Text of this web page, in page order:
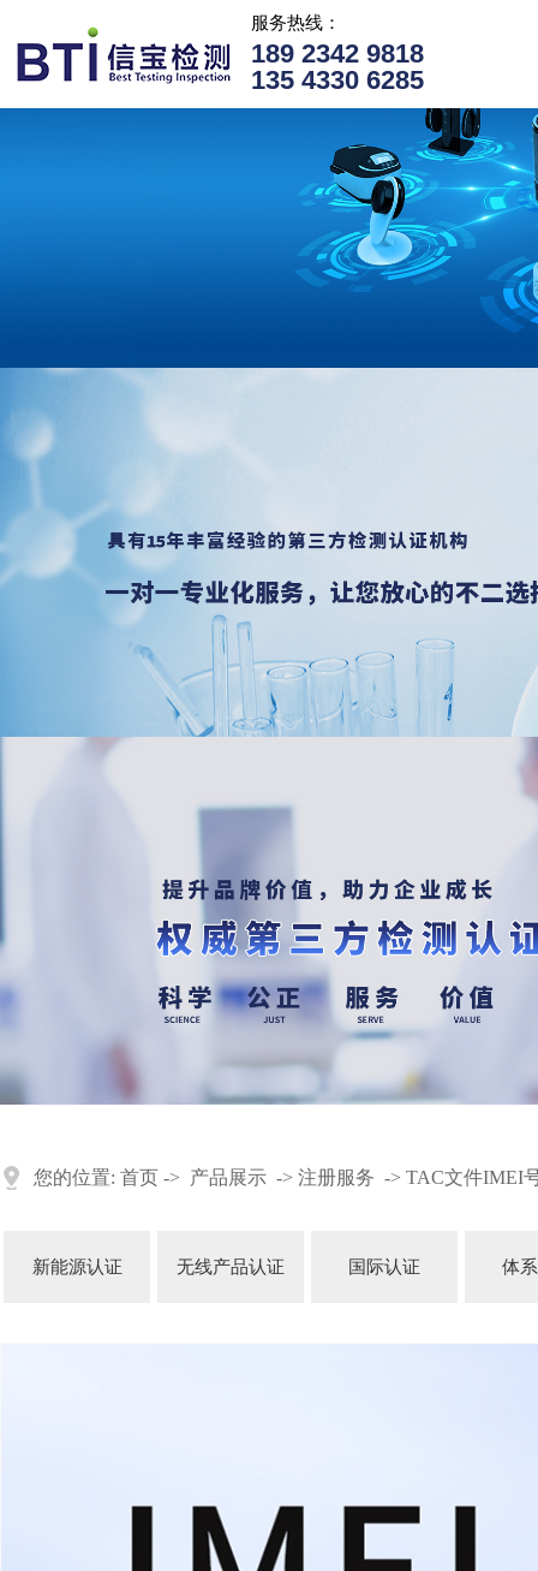
服务热线：
189 2342 9818
135 4330 6285
您的位置: 首页 -> 产品展示 -> 注册服务 -> TAC文件IMEI
新能源认证 无线产品认证 国际认证 体